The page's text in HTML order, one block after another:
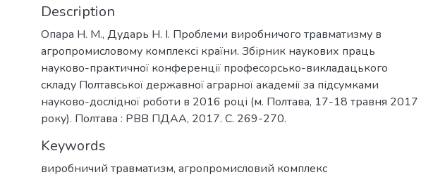
Description
Опара Н. М., Дударь Н. І. Проблеми виробничого травматизму в
агропромисловому комплексі країни. Збірник наукових праць
науково-практичної конференції професорсько-викладацького
складу Полтавської державної аграрної академії за підсумками
науково-дослідної роботи в 2016 році (м. Полтава, 17-18 травня 2017
року). Полтава : РВВ ПДАА, 2017. С. 269-270.
Keywords
виробничий травматизм, агропромисловий комплекс